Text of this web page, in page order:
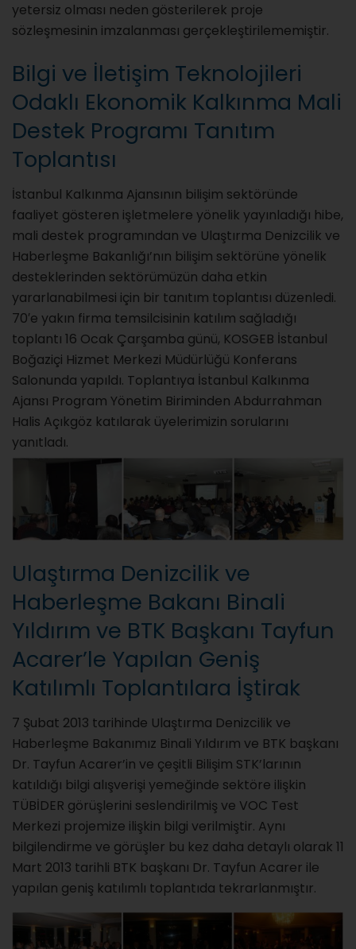
yetersiz olması neden gösterilerek proje
sözleşmesinin imzalanması gerçekleştirilememiştir.
Bilgi ve İletişim Teknolojileri
Odaklı Ekonomik Kalkınma Mali
Destek Programı Tanıtım
Toplantısı
İstanbul Kalkınma Ajansının bilişim sektöründe
faaliyet gösteren işletmelere yönelik yayınladığı hibe,
mali destek programından ve Ulaştırma Denizcilik ve
Haberleşme Bakanlığı’nın bilişim sektörüne yönelik
desteklerinden sektörümüzün daha etkin
yararlanabilmesi için bir tanıtım toplantısı düzenledi.
70′e yakın firma temsilcisinin katılım sağladığı
toplantı 16 Ocak Çarşamba günü, KOSGEB İstanbul
Boğaziçi Hizmet Merkezi Müdürlüğü Konferans
Salonunda yapıldı. Toplantıya İstanbul Kalkınma
Ajansı Program Yönetim Biriminden Abdurrahman
Halis Açıkgöz katılarak üyelerimizin sorularını
yanıtladı.
Ulaştırma Denizcilik ve
Haberleşme Bakanı Binali
Yıldırım ve BTK Başkanı Tayfun
Acarer’le Yapılan Geniş
Katılımlı Toplantılara İştirak
7 Şubat 2013 tarihinde Ulaştırma Denizcilik ve
Haberleşme Bakanımız Binali Yıldırım ve BTK başkanı
Dr. Tayfun Acarer’in ve çeşitli Bilişim STK’larının
katıldığı bilgi alışverişi yemeğinde sektöre ilişkin
TÜBİDER görüşlerini seslendirilmiş ve VOC Test
Merkezi projemize ilişkin bilgi verilmiştir. Aynı
bilgilendirme ve görüşler bu kez daha detaylı olarak 11
Mart 2013 tarihli BTK başkanı Dr. Tayfun Acarer ile
yapılan geniş katılımlı toplantıda tekrarlanmıştır.